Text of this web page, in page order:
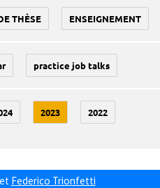
THÈSE ENSEIGNEMENT
practice job talks
2023 2022
et Federico Trionfetti